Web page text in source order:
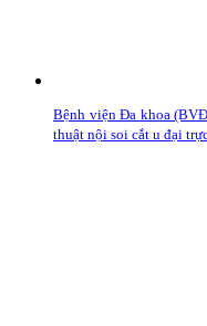
Bệnh viện Đa khoa
thuật nội soi cắt u đại